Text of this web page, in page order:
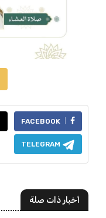
FACEBOOK
TELEGRAM
أخبار ذات صلة